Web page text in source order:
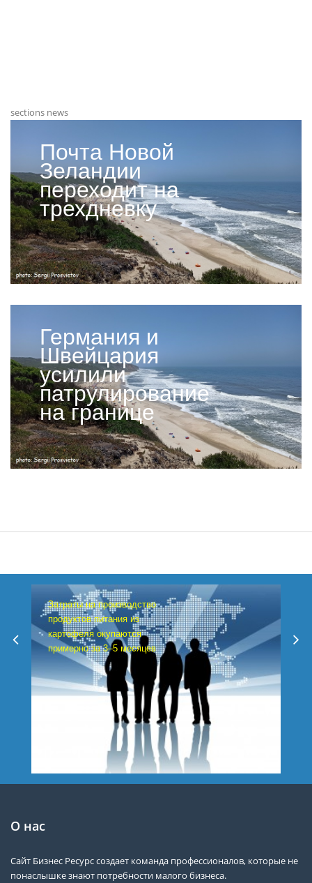
sections news
Почта Новой
Зеландии
переходит на
трехдневку
Германия и
Швейцария
усилили
патрулирование
на границе
Затраты на производство
продуктов питания из
картофеля окупаются
примерно за 3–5 месяцев
О нас
Сайт Бизнес Ресурс создает команда профессионалов, которые не
понаслышке знают потребности малого бизнеса.